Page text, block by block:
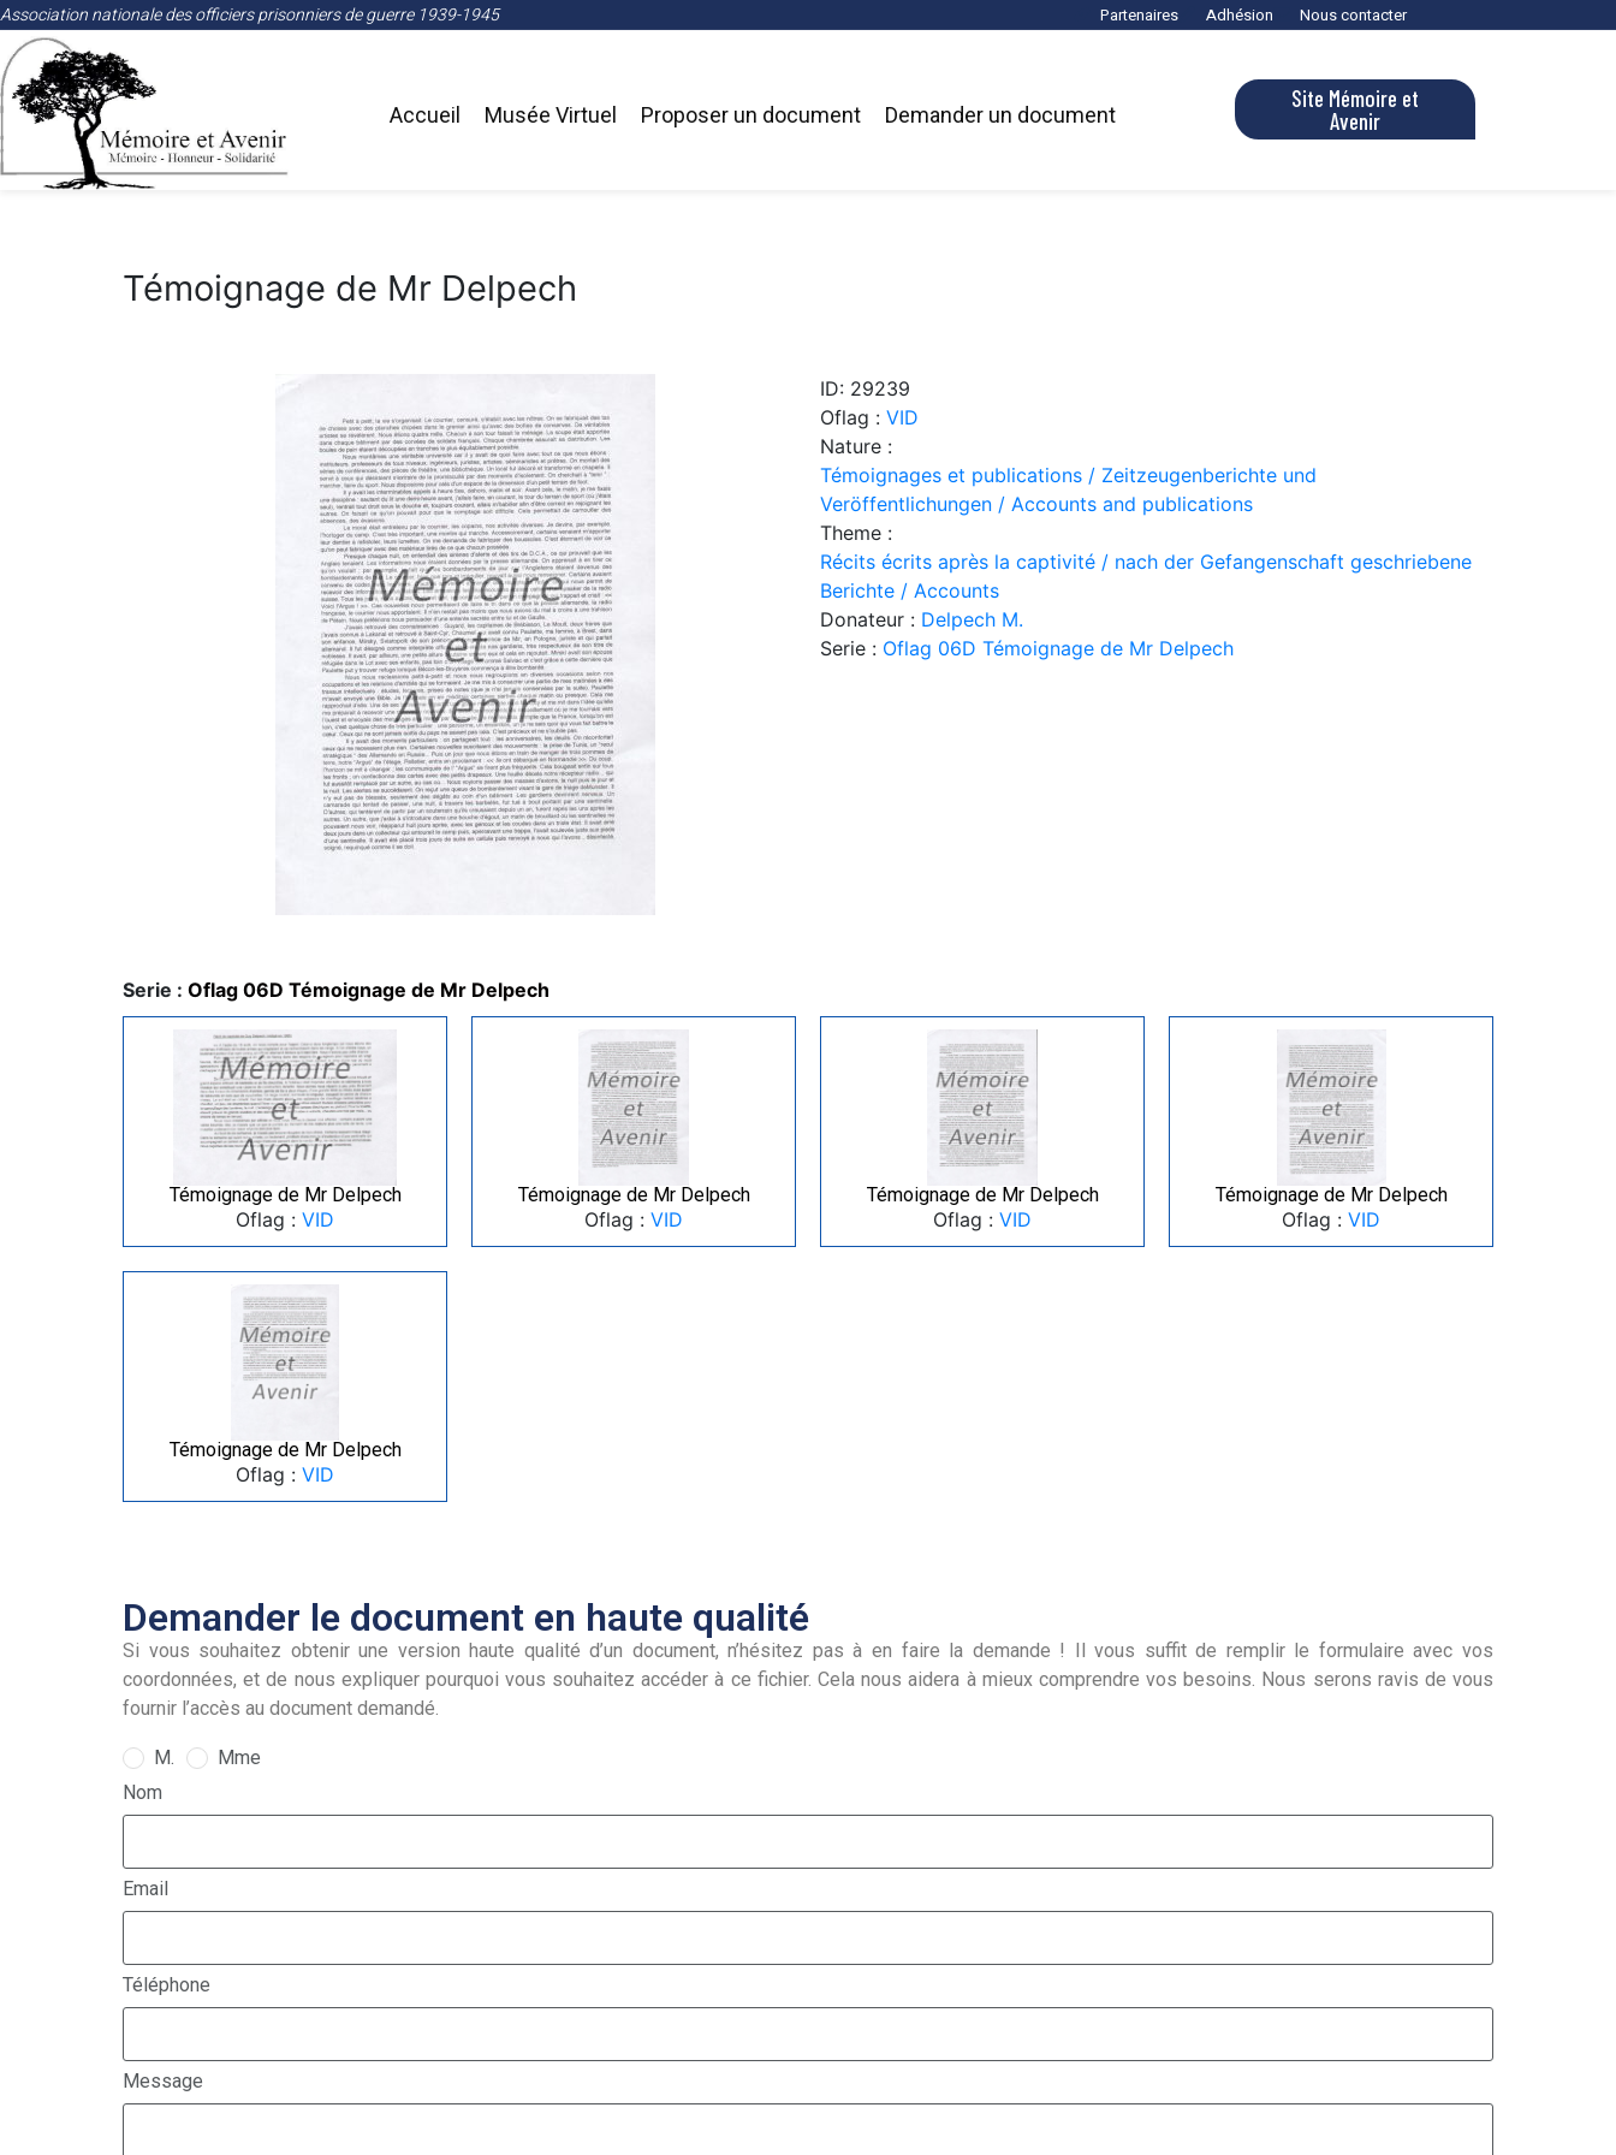
Association nationale des officiers prisonniers de guerre 1939-1945 Partenaires Adhésion Nous contacter
Accueil Musée Virtuel Proposer un document Demander un document
Site Mémoire et
Avenir
Témoignage de Mr Delpech
ID: 29239
Oflag : VID
Nature :
Témoignages et publications / Zeitzeugenberichte und
Veröffentlichungen / Accounts and publications
Theme :
Récits écrits après la captivité / nach der Gefangenschaft geschriebene
Berichte / Accounts
Donateur : Delpech M.
Serie : Oflag 06D Témoignage de Mr Delpech
Serie : Oflag 06D Témoignage de Mr Delpech
Témoignage de Mr Delpech
Oflag : VID
Témoignage de Mr Delpech
Oflag : VID
Témoignage de Mr Delpech
Oflag : VID
Témoignage de Mr Delpech
Oflag : VID
Témoignage de Mr Delpech
Oflag : VID
Demander le document en haute qualité
Si vous souhaitez obtenir une version haute qualité d’un document, n’hésitez pas à en faire la demande ! Il vous suffit de remplir le formulaire avec vos
coordonnées, et de nous expliquer pourquoi vous souhaitez accéder à ce fichier. Cela nous aidera à mieux comprendre vos besoins. Nous serons ravis de vous
fournir l’accès au document demandé.
M.
Mme
Nom
Email
Téléphone
Message